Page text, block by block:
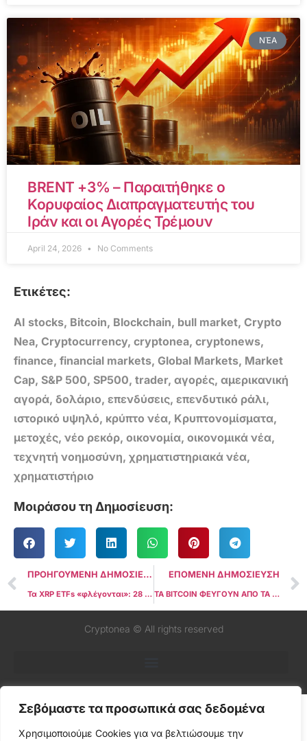
Σεβόμαστε τα προσωπικά σας δεδομένα
Χρησιμοποιούμε Cookies για να βελτιώσουμε την
ΝΈΑ
BRENT +3% – Παραιτήθηκε ο
Κορυφαίος Διαπραγματευτής του
Ιράν και οι Αγορές Τρέμουν
April 24, 2026 No Comments
Ετικέτες:
AI stocks, Bitcoin, Blockchain, bull market, Crypto
Nea, Cryptocurrency, cryptonea, cryptonews,
finance, financial markets, Global Markets, Market
Cap, S&P 500, SP500, trader, αγορές, αμερικανική
αγορά, δολάριο, επενδύσεις, επενδυτικό ράλι,
ιστορικό υψηλό, κρύπτο νέα, Κρυπτονομίσματα,
μετοχές, νέο ρεκόρ, οικονομία, οικονομικά νέα,
τεχνητή νοημοσύνη, χρηματιστηριακά νέα,
χρηματιστήριο
Μοιράσου τη Δημοσίευση:
ΠΡΟΗΓΟΥΜΕΝΗ ΔΗΜΟΣΙΕΥΣΗ
Τα XRP ETFs «φλέγονται»: 28 συνεχόμενες μέρες εισροών χωρίς ούτε 1 δολάριο outflow
ΕΠΟΜΕΝΗ ΔΗΜΟΣΙΕΥΣΗ
ΤΑ BITCOIN ΦΕΥΓΟΥΝ ΑΠΟ ΤΑ EXCHANGES: ΤΟ ΣΙΩΠΗΛΟ SUPPLY SHOCK ΠΟΥ ΣΗΜΑΔΕΨΕ ΤΟ 2025
Cryptonea © All rights reserved